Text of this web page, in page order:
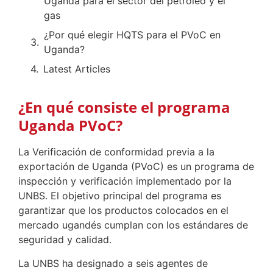
gas
¿Por qué elegir HQTS para el PVoC en
Uganda?
Latest Articles
¿En qué consiste el programa
Uganda PVoC?
La Verificación de conformidad previa a la
exportación de Uganda (PVoC) es un programa de
inspección y verificación implementado por la
UNBS. El objetivo principal del programa es
garantizar que los productos colocados en el
mercado ugandés cumplan con los estándares de
seguridad y calidad.
La UNBS ha designado a seis agentes de